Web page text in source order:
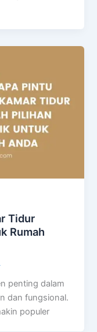
Tidur
Rumah
penting dalam
dan fungsional.
populer